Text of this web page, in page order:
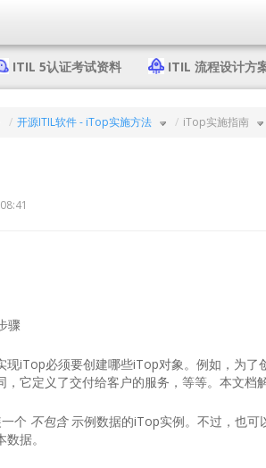
ITIL 5认证考试资料 ITIL 流程设计方
开源ITIL软件 - iTop实施方法 iTop实施指南
骤
iTop必须要创建哪些iTop对象。例如，为了
它定义了交付给客户的服务，等等。本文档
个 不包含示例数据的iTop实例。不过，也可
据。